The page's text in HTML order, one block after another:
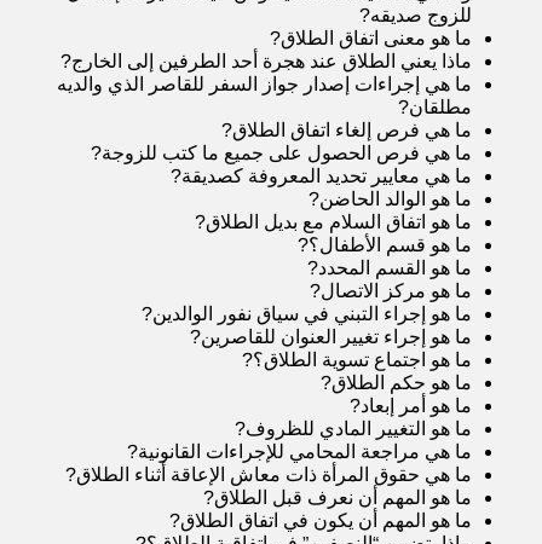
للزوج صديقه?
ما هو معنى اتفاق الطلاق?
ماذا يعني الطلاق عند هجرة أحد الطرفين إلى الخارج?
ما هي إجراءات إصدار جواز السفر للقاصر الذي والديه
مطلقان?
ما هي فرص إلغاء اتفاق الطلاق?
ما هي فرص الحصول على جميع ما كتب للزوجة?
ما هي معايير تحديد المعروفة كصديقة?
ما هو الوالد الحاضن?
ما هو اتفاق السلام مع بديل الطلاق?
ما هو قسم الأطفال؟?
ما هو القسم المحدد?
ما هو مركز الاتصال?
ما هو إجراء التبني في سياق نفور الوالدين?
ما هو إجراء تغيير العنوان للقاصرين?
ما هو اجتماع تسوية الطلاق؟?
ما هو حكم الطلاق?
ما هو أمر إبعاد?
ما هو التغيير المادي للظروف?
ما هي مراجعة المحامي للإجراءات القانونية?
ما هي حقوق المرأة ذات معاش الإعاقة أثناء الطلاق?
ما هو المهم أن نعرف قبل الطلاق?
ما هو المهم أن يكون في اتفاق الطلاق?